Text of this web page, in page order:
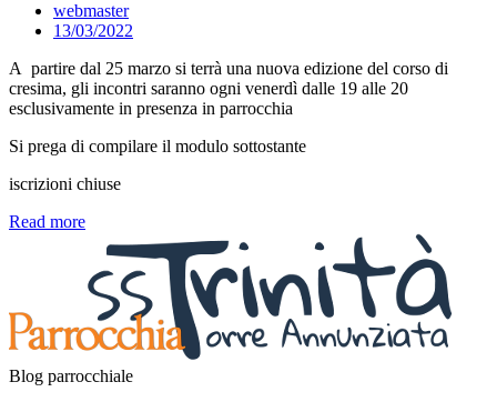
webmaster
13/03/2022
A partire dal 25 marzo si terrà una nuova edizione del corso di
cresima, gli incontri saranno ogni venerdì dalle 19 alle 20
esclusivamente in presenza in parrocchia
Si prega di compilare il modulo sottostante
iscrizioni chiuse
Read more
Blog parrocchiale